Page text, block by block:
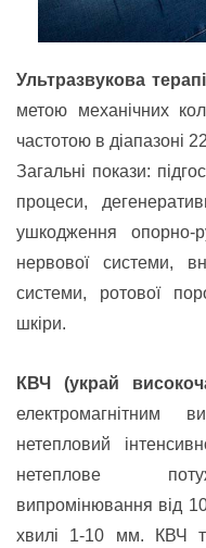
Ультразвукова
метою механічних
частотою в діапазоні
Загальні покази:
процеси,
ушкодження опорно-
нервової системи,
системи, ротової
шкіри.
КВЧ (украй
електромагнітним
нетепловий
нетеплове
випромінювання від
хвилі 1-10 мм. КВЧ